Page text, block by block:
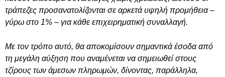
τράπεζες προσανατολίζονται σε αρκετά υψηλή προμήθεια –
γύρω στο 1% – για κάθε επιχειρηματική συναλλαγή.
Με τον τρόπο αυτό, θα αποκομίσουν σημαντικά έσοδα από
τη μεγάλη αύξηση που αναμένεται να σημειωθεί στους
τζίρους των άμεσων πληρωμών, δίνοντας, παράλληλα,